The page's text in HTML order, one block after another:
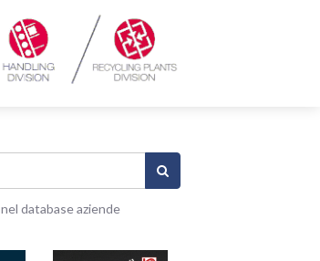
nel database aziende